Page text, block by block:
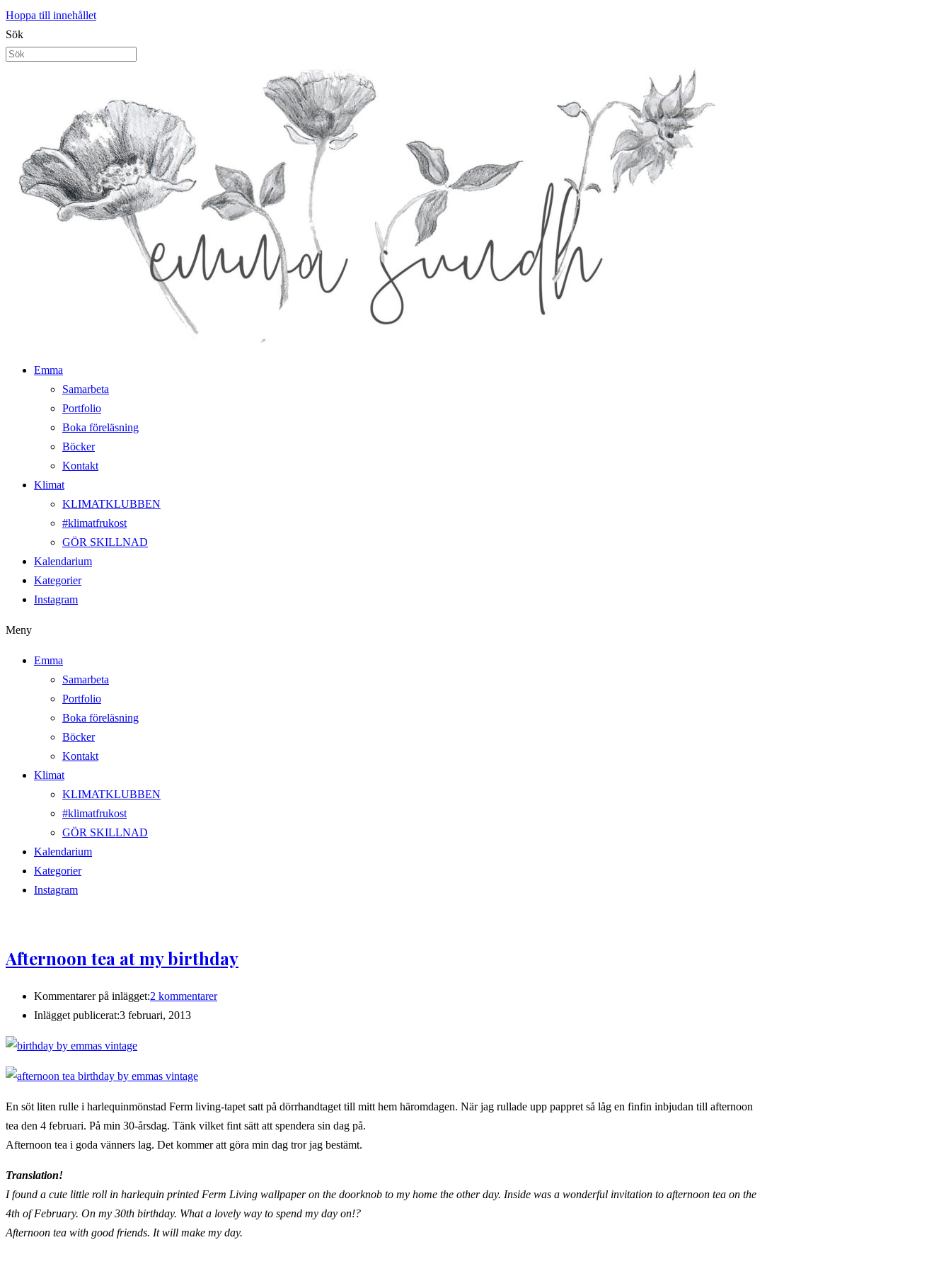
Hoppa till innehållet
Sök
Emma
Samarbeta
Portfolio
Boka föreläsning
Böcker
Kontakt
Klimat
KLIMATKLUBBEN
#klimatfrukost
GÖR SKILLNAD
Kalendarium
Kategorier
Instagram
Meny
Emma
Samarbeta
Portfolio
Boka föreläsning
Böcker
Kontakt
Klimat
KLIMATKLUBBEN
#klimatfrukost
GÖR SKILLNAD
Kalendarium
Kategorier
Instagram
Afternoon tea at my birthday
Kommentarer på inlägget:2 kommentarer
Inlägget publicerat:3 februari, 2013
En söt liten rulle i harlequinmönstad Ferm living-tapet satt på dörrhandtaget till mitt hem häromdagen. När jag rullade upp pappret så låg en finfin inbjudan till afternoon
tea den 4 februari. På min 30-årsdag. Tänk vilket fint sätt att spendera sin dag på.
Afternoon tea i goda vänners lag. Det kommer att göra min dag tror jag bestämt.
Translation!
I found a cute little roll in harlequin printed Ferm Living wallpaper on the doorknob to my home the other day. Inside was a wonderful invitation to afternoon tea on the
4th of February. On my 30th birthday. What a lovely way to spend my day on!?
Afternoon tea with good friends. It will make my day.